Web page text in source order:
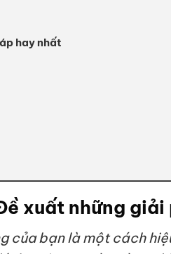
hay nhất
xuất những
của bạn là một cách